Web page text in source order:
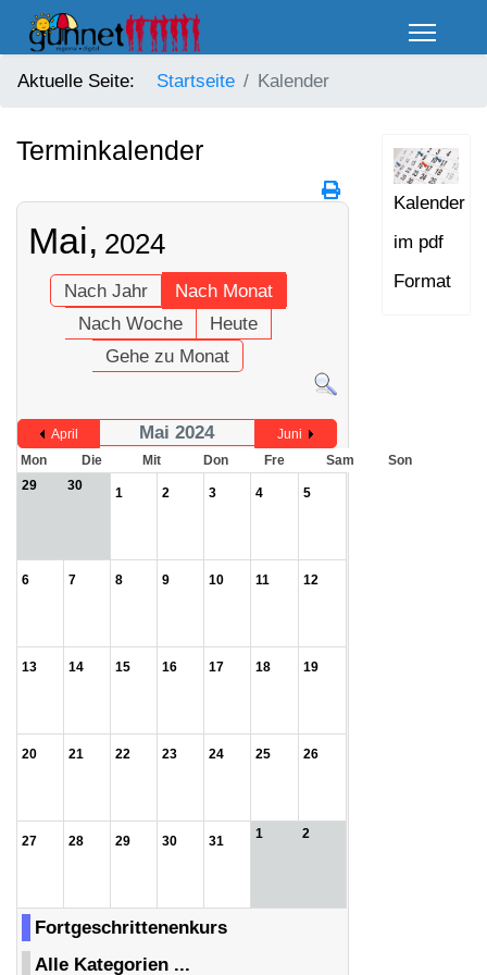
Aktuelle Seite: Startseite Kalender
Terminkalender
Mai, 2024
Nach Jahr
Nach Monat
Nach Woche
Heute
Gehe zu Monat
April Mai 2024
Juni
Mon
Die Mit Don Fre Sam
Son
29
30 1 2 3 4 5
6 7 8 9 10 11 12
13 14 15 16 17 18 19
20 21 22 23 24 25 26
27 28 29 30 31 1 2
Fortgeschrittenenkurs
Alle Kategorien ...
Kalender
im pdf
Format